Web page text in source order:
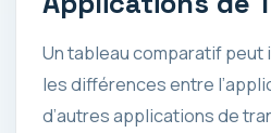
Un tableau comparatif
les différences entre
d’autres applications de